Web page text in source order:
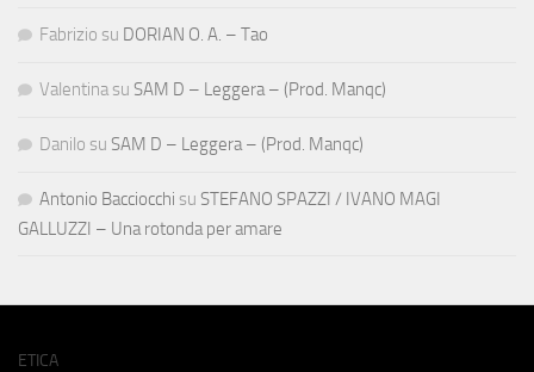
Fabrizio su DORIAN O. A. – Tao
Valentina su SAM D – Leggera – (Prod. Manqc)
Danilo su SAM D – Leggera – (Prod. Manqc)
Antonio Bacciocchi su STEFANO SPAZZI / IVANO MAGI
GALLUZZI – Una rotonda per amare
ETICA